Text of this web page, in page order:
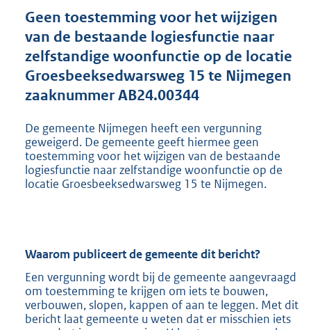
r
o
t
:
1
0
K
b
Geen toestemming voor het wijzigen
van de bestaande logiesfunctie naar
zelfstandige woonfunctie op de locatie
Groesbeeksedwarsweg 15 te Nijmegen
zaaknummer AB24.00344
De gemeente Nijmegen heeft een vergunning
geweigerd. De gemeente geeft hiermee geen
toestemming voor het wijzigen van de bestaande
logiesfunctie naar zelfstandige woonfunctie op de
locatie Groesbeeksedwarsweg 15 te Nijmegen.
Waarom publiceert de gemeente dit bericht?
Een vergunning wordt bij de gemeente aangevraagd
om toestemming te krijgen om iets te bouwen,
verbouwen, slopen, kappen of aan te leggen. Met dit
bericht laat gemeente u weten dat er misschien iets